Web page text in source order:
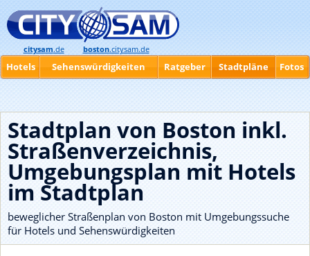
Stadtplan von Boston inkl.
Straßenverzeichnis,
Umgebungsplan mit Hotels
im Stadtplan
beweglicher Straßenplan von Boston mit Umgebungssuche
für Hotels und Sehenswürdigkeiten
citysam.de boston.citysam.de
Hotels Sehenswürdigkeiten Ratgeber Stadtpläne Fotos